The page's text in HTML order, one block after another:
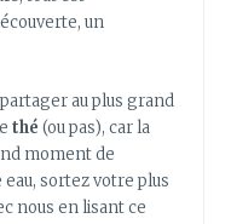
un
au plus grand
thé (ou pas), car la
moment de
sortez votre plus
nous en lisant ce